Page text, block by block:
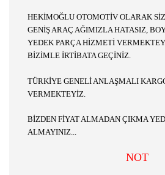
HEKİMOĞLU OTOMOTİV OLARAK
GENİŞ ARAÇ AĞIMIZLA HATASIZ,
YEDEK PARÇA HİZMETİ
BİZİMLE İRTİBATA GEÇİNİZ.​
TÜRKİYE GENELİ ANLAŞMALI
VERMEKTEYİZ.
BİZDEN FİYAT ALMADAN ÇIKMA
ALMAYINIZ...
NOT